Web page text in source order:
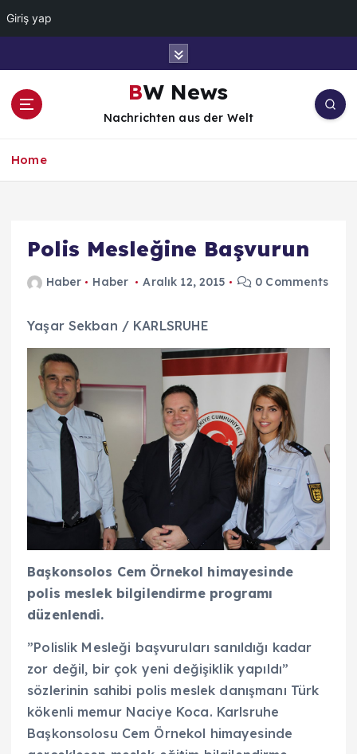
Giriş yap
BW News
Nachrichten aus der Welt
Home
Polis Mesleğine Başvurun
Haber Haber Aralık 12, 2015 0 Comments
Yaşar Sekban / KARLSRUHE
Başkonsolos Cem Örnekol himayesinde
polis meslek bilgilendirme programı
düzenlendi.
”Polislik Mesleği başvuruları sanıldığı kadar
zor değil, bir çok yeni değişiklik yapıldı”
sözlerinin sahibi polis meslek danışmanı Türk
kökenli memur Naciye Koca. Karlsruhe
Başkonsolosu Cem Örnekol himayesinde